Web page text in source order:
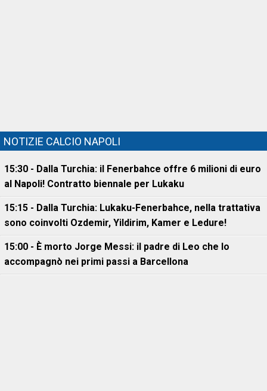
NOTIZIE CALCIO NAPOLI
15:30 - Dalla Turchia: il Fenerbahce offre 6 milioni di euro
al Napoli! Contratto biennale per Lukaku
15:15 - Dalla Turchia: Lukaku-Fenerbahce, nella trattativa
sono coinvolti Ozdemir, Yildirim, Kamer e Ledure!
15:00 - È morto Jorge Messi: il padre di Leo che lo
accompagnò nei primi passi a Barcellona